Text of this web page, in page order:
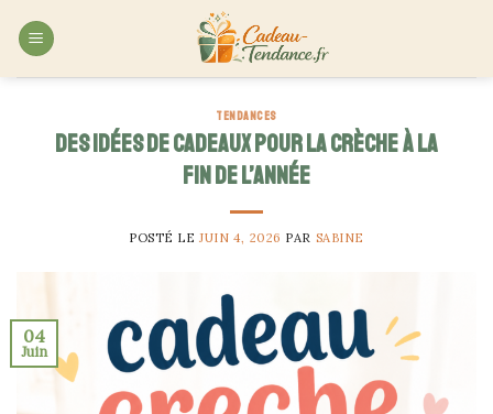
TENDANCES
Des idées de cadeaux pour la crèche à la
fin de l’année
POSTÉ LEJUIN 4, 2026 PAR SABINE
04
Juin